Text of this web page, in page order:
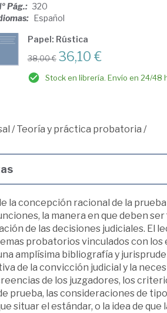
Pág.: 320
Español
Papel: Rústica
38,00 € 36,10 €
Stock en librería. Envío en 24/48
/Teoría y práctica probatoria /
la concepción racional de la
la manera en que deben
de las decisiones judiciales. El
probatorios vinculados con los
amplísima bibliografía y
de la convicción judicial y la
de los juzgadores, los
prueba, las consideraciones de
situar el estándar, o la idea de